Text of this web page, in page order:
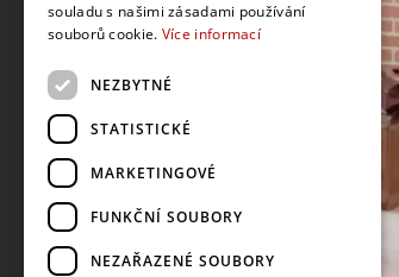
souladu s našimi zásadami používání
souborů cookie. Více informací
NEZBYTNÉ
STATISTICKÉ
MARKETINGOVÉ
FUNKČNÍ SOUBORY
NEZAŘAZENÉ SOUBORY